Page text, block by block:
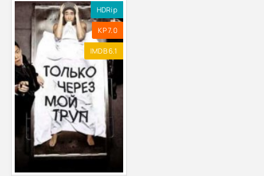
HDRip
KP 7.0
IMDB 6.1